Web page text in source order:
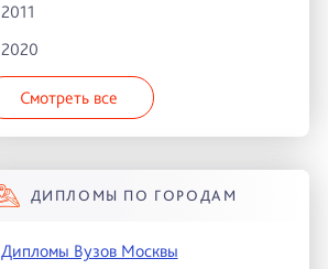
2011
2020
Смотреть все
ДИПЛОМЫ ПО ГОРОДАМ
Дипломы Вузов Москвы